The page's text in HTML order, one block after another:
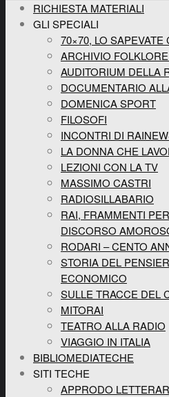
RICHIESTA MATERIALI
GLI SPECIALI
70×70, LO
ARCHIVIO
AUDITORIUM DELLA
DOCUMENTARIO
DOMENICA SPORT
FILOSOFI
INCONTRI DI
LA DONNA CHE
LEZIONI CON LA TV
MASSIMO CASTRI
RADIOSILLABARIO
RAI, FRAMMENTI
DISCORSO
RODARI – CENTO
STORIA DEL
ECONOMICO
SULLE TRACCE DEL
MITORAI
TEATRO ALLA RADIO
VIAGGIO IN ITALIA
BIBLIOMEDIATECHE
SITI TECHE
APPRODO